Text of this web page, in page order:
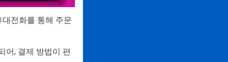
전화를 통해 주문
어, 결제 방법이 편